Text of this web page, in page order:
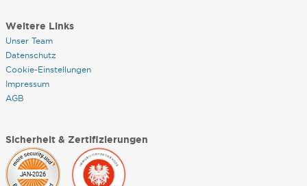
Weitere Links
Unser Team
Datenschutz
Cookie-Einstellungen
Impressum
AGB
Sicherheit & Zertifizierungen